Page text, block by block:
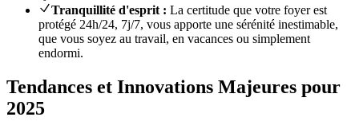
Tranquillité d'esprit : La certitude que votre foyer est
protégé 24h/24, 7j/7, vous apporte une sérénité inestimable,
que vous soyez au travail, en vacances ou simplement
endormi.
Tendances et Innovations Majeures pour
2025